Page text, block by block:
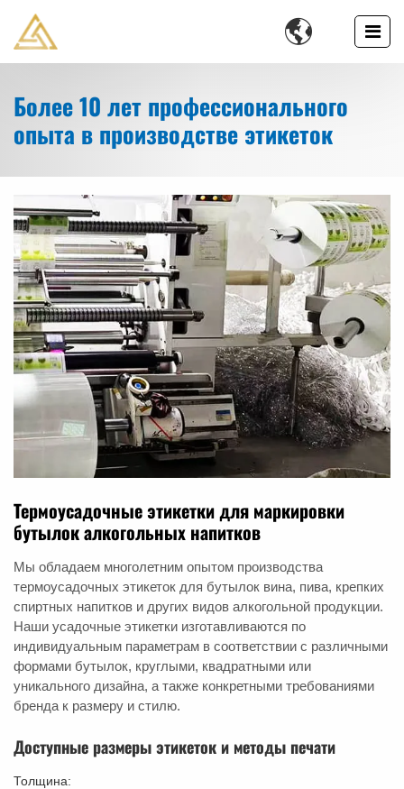

Более 10 лет профессионального
опыта в производстве этикеток
Термоусадочные этикетки для маркировки
бутылок алкогольных напитков
Мы обладаем многолетним опытом производства
термоусадочных этикеток для бутылок вина, пива, крепких
спиртных напитков и других видов алкогольной продукции.
Наши усадочные этикетки изготавливаются по
индивидуальным параметрам в соответствии с различными
формами бутылок, круглыми, квадратными или
уникального дизайна, а также конкретными требованиями
бренда к размеру и стилю.
Доступные размеры этикеток и методы печати
Толщина: